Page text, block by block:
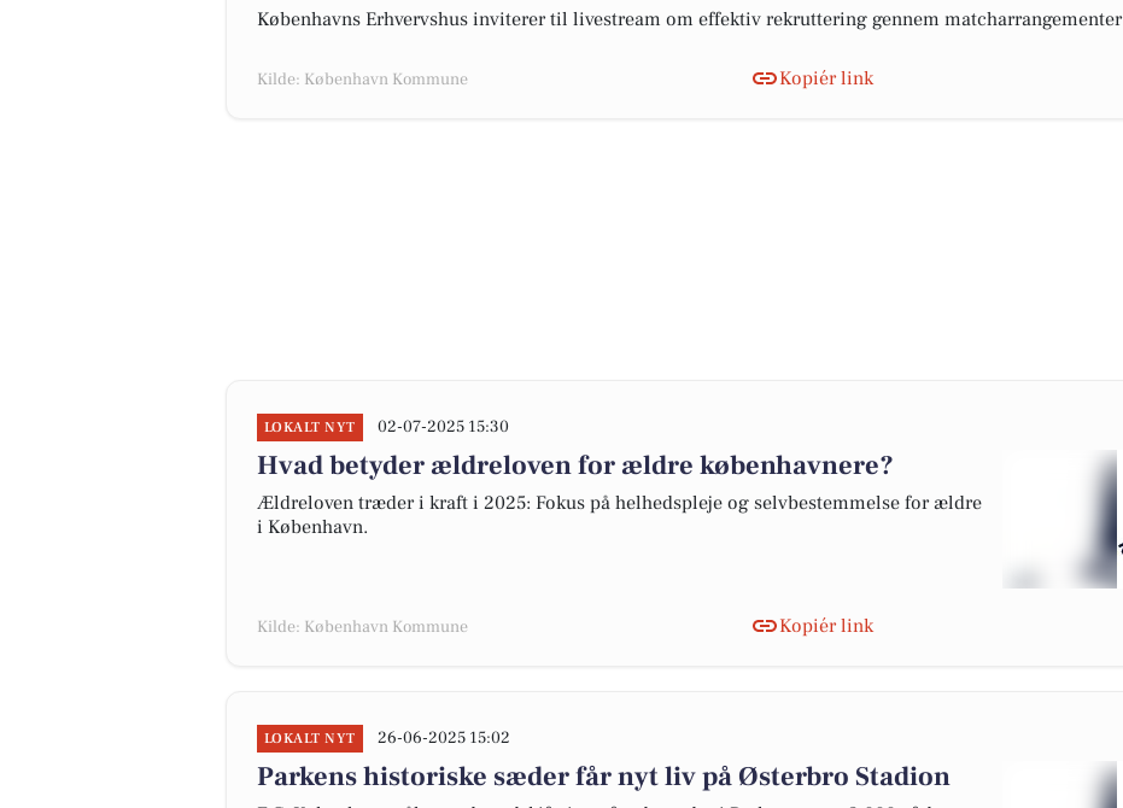
Københavns Erhvervshus inviterer til livestream om effektiv rekruttering gennem matcharrangementer
Kilde: København Kommune Kopiér link
LOKALT NYT 02-07-2025 15:30
Hvad betyder ældreloven for ældre københavnere?
Ældreloven træder i kraft i 2025: Fokus på helhedspleje og selvbestemmelse for ældre
i København.
Kilde: København Kommune Kopiér link
LOKALT NYT 26-06-2025 15:02
Parkens historiske sæder får nyt liv på Østerbro Stadion